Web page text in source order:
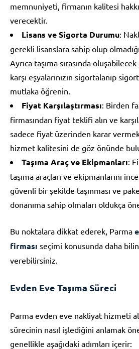
memnuniyeti, firmanın kalitesi
verecektir.
Lisans ve Sigorta Durumu:
gerekli lisanslara sahip olup
Ayrıca taşıma sırasında
karşı eşyalarınızın sigortalanıp
mutlaka öğrenin.
Fiyat Karşılaştırması: Birden
firmasından fiyat teklifi alın ve
sadece fiyat üzerinden karar
hizmet kalitesini de göz önünde
Taşıma Araç ve Ekipmanları:
taşıma araçları ve ekipmanlarını
güvenli bir şekilde taşınması ve
donanıma sahip olmaları oldukça
Bu noktalara dikkat ederek, Parma
firması seçimi konusunda daha
verebilirsiniz.
Evden Eve Taşıma Süreci
Parma evden eve nakliyat hizmeti
sürecinin nasıl işlediğini anlamak
genellikle aşağıdaki adımları içerir: